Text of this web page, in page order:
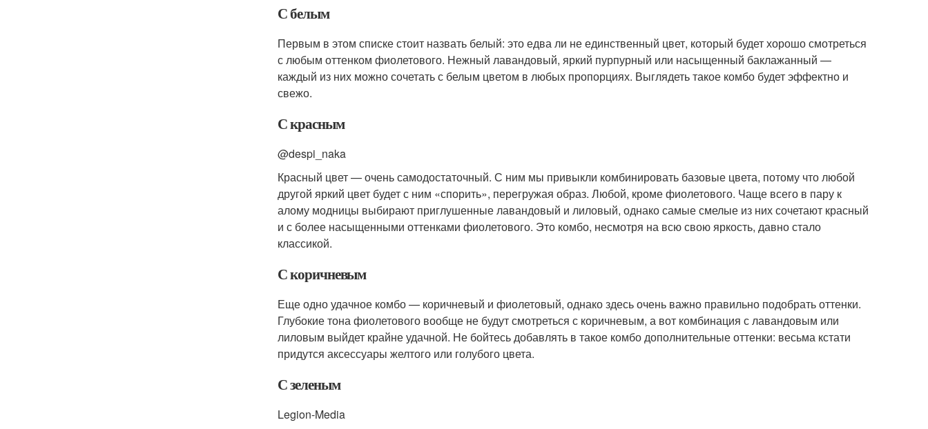
С белым
Первым в этом списке стоит назвать белый: это едва ли не единственный цвет, который будет хорошо смотреться
с любым оттенком фиолетового. Нежный лавандовый, яркий пурпурный или насыщенный баклажанный —
каждый из них можно сочетать с белым цветом в любых пропорциях. Выглядеть такое комбо будет эффектно и
свежо.
С красным
@despi_naka
Красный цвет — очень самодостаточный. С ним мы привыкли комбинировать базовые цвета, потому что любой
другой яркий цвет будет с ним «спорить», перегружая образ. Любой, кроме фиолетового. Чаще всего в пару к
алому модницы выбирают приглушенные лавандовый и лиловый, однако самые смелые из них сочетают красный
и с более насыщенными оттенками фиолетового. Это комбо, несмотря на всю свою яркость, давно стало
классикой.
С коричневым
Еще одно удачное комбо — коричневый и фиолетовый, однако здесь очень важно правильно подобрать оттенки.
Глубокие тона фиолетового вообще не будут смотреться с коричневым, а вот комбинация с лавандовым или
лиловым выйдет крайне удачной. Не бойтесь добавлять в такое комбо дополнительные оттенки: весьма кстати
придутся аксессуары желтого или голубого цвета.
С зеленым
Legion-Media